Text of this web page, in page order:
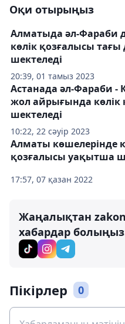
Оқи отырыңыз
20:39, 01 тамыз 2023
Алматыда әл-Фараби
көлік қозғалысы тағы
шектеледі
10:22, 22 сәуір 2023
Астанада әл-Фараби -
жол айрығында көлік
шектеледі
17:57, 07 қазан 2022
Алматы көшелерінде
қозғалысы уақытша
Жаңалықтан
хабардар
Пікірлер 0